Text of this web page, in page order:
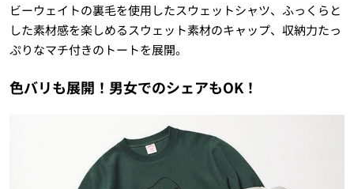
ビーウェイトの裏毛を使用したスウェットシャツ、ふっくらと
した素材感を楽しめるスウェット素材のキャップ、収納力たっ
ぷりなマチ付きのトートを展開。
色バリも展開！男女でのシェアもOK！